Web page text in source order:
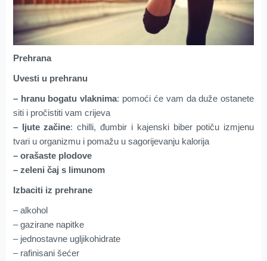
Prehrana
Uvesti u prehranu
– hranu bogatu vlaknima: pomoći će vam da duže ostanete
siti i pročistiti vam crijeva
– ljute začine: chilli, đumbir i kajenski biber potiču izmjenu
tvari u organizmu i pomažu u sagorijevanju kalorija
– orašaste plodove
– zeleni čaj s limunom
Izbaciti iz prehrane
– alkohol
– gazirane napitke
– jednostavne ugljikohidrate
– rafinisani šećer